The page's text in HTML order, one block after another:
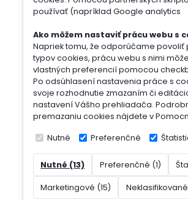
používať (napríklad Google analytics
Ako môžem nastaviť prácu webu s
Napriek tomu, že odporúčame povoliť
typov cookies, prácu webu s nimi
vlastných preferencií pomocou
Po odsúhlasení nastavenia práce s
svoje rozhodnutie zmazaním či
nastavení Vášho prehliadača.
premazaniu cookies nájdete v
Nutné Preferenčné
Nutné (13) Preferenčné (1)
Marketingové (15)